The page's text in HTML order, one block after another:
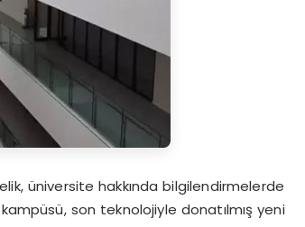
üniversite hakkında bilgilendirmelerde
son teknolojiyle donatılmış yeni